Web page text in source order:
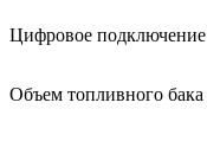
Цифровое подключение
Объем топливного бака